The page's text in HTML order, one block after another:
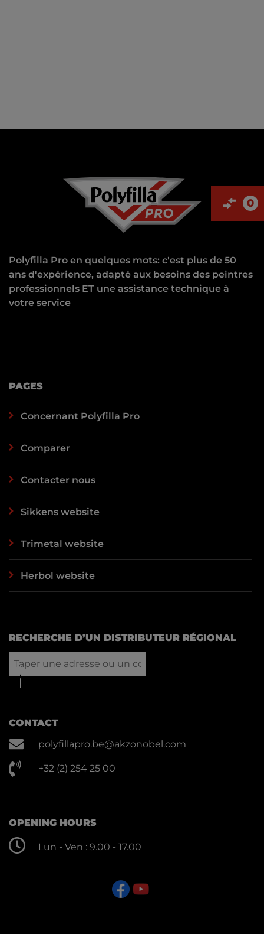
0
Polyfilla Pro en quelques mots: c'est plus de 50
ans d'expérience, adapté aux besoins des peintres
professionnels ET une assistance technique à
votre service
PAGES
Concernant Polyfilla Pro
Comparer
Contacter nous
Sikkens website
Trimetal website
Herbol website
RECHERCHE D’UN DISTRIBUTEUR RÉGIONAL
CONTACT
polyfillapro.be@akzonobel.com
+32 (2) 254 25 00
OPENING HOURS
Lun - Ven : 9.00 - 17.00